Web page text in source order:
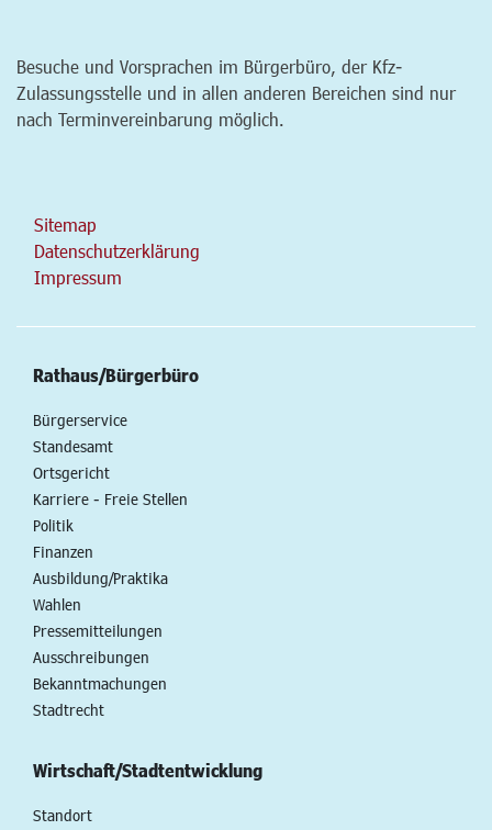
Besuche und Vorsprachen im Bürgerbüro, der Kfz-
Zulassungsstelle und in allen anderen Bereichen sind nur
nach Terminvereinbarung möglich.
Sitemap
Datenschutzerklärung
Impressum
Rathaus/Bürgerbüro
Bürgerservice
Standesamt
Ortsgericht
Karriere - Freie Stellen
Politik
Finanzen
Ausbildung/Praktika
Wahlen
Pressemitteilungen
Ausschreibungen
Bekanntmachungen
Stadtrecht
Wirtschaft/Stadtentwicklung
Standort